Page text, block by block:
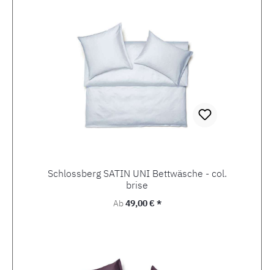
Schlossberg SATIN UNI Bettwäsche - col.
brise
Regulärer Preis:
Ab49,00 € *